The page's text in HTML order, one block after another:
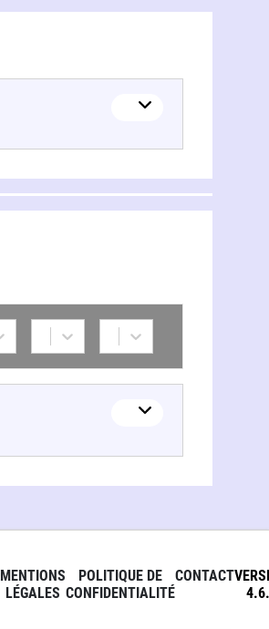
MENTIONS
LÉGALES
POLITIQUE DE
CONFIDENTIALITÉ
CONTACT